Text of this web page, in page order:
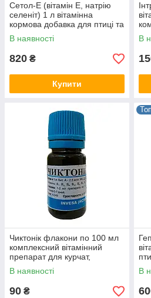
Сетол-Е (вітамін Е, натрію
селеніт) 1 л вітамінна
кормова добавка для птиці та
тварин
В наявності
820 ₴
Купити
В
Чиктонік флакони по 100 мл
комплексний вітамінний
препарат для курчат,
бройлерів та індичат
В наявності
90 ₴
В